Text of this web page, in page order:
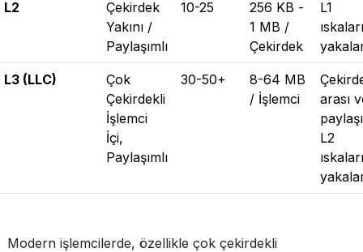
L2
Çekirdek
Yakını /
Paylaşımlı
10-25
256 KB -
1 MB /
Çekirdek
L1
L3 (LLC)
Çok
Çekirdekli
İşlemci
İçi,
Paylaşımlı
30-50+
8-64 MB
/ İşlemci
arası
L2
Modern işlemcilerde, özellikle çok çekirdekli